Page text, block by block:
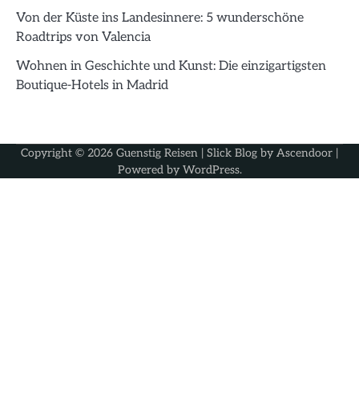
Von der Küste ins Landesinnere: 5 wunderschöne
Roadtrips von Valencia
Wohnen in Geschichte und Kunst: Die einzigartigsten
Boutique-Hotels in Madrid
Copyright © 2026 Guenstig Reisen | Slick Blog by Ascendoor |
Powered by WordPress.